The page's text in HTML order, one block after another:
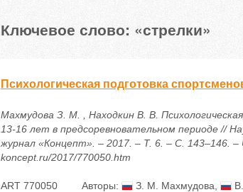
Ключевое слово: «стрелки»
Психологическая подготовка
Махмудова З. М. , Находкин В. В.
13-16 лет в предсоревновательном периоде //
журнал «Концепт». – 2017. – Т. 6. – С. 143–146. –
koncept.ru/2017/770050.htm
ART 770050 Авторы: З. М. Махмудова В.